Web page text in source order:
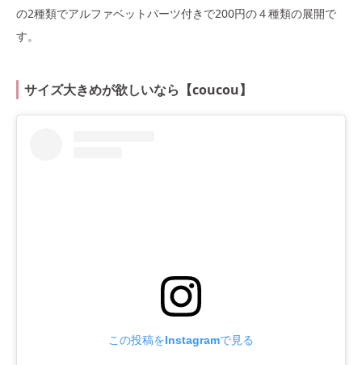
の2種類でアルファベットパーツ付きで200円の４種類の展開で
す。
サイズ大きめが欲しいなら【coucou】
この投稿をInstagramで見る